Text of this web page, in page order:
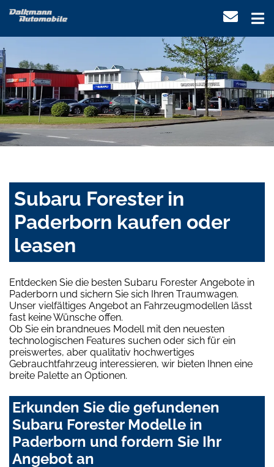
Subaru Forester in
Paderborn kaufen oder
leasen
Entdecken Sie die besten Subaru Forester Angebote in
Paderborn und sichern Sie sich Ihren Traumwagen.
Unser vielfältiges Angebot an Fahrzeugmodellen lässt
fast keine Wünsche offen.
Ob Sie ein brandneues Modell mit den neuesten
technologischen Features suchen oder sich für ein
preiswertes, aber qualitativ hochwertiges
Gebrauchtfahrzeug interessieren, wir bieten Ihnen eine
breite Palette an Optionen.
Erkunden Sie die gefundenen
Subaru Forester Modelle in
Paderborn und fordern Sie Ihr
Angebot an